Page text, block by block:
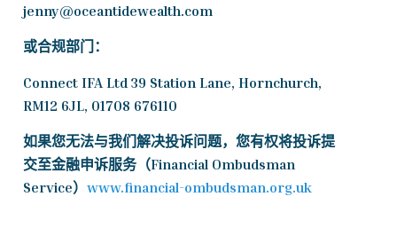
jenny@oceantidewealth.com
或合规部门：
Connect IFA Ltd 39 Station Lane, Hornchurch,
RM12 6JL, 01708 676110
如果您无法与我们解决投诉问题，您有权将投诉提
交至金融申诉服务（Financial Ombudsman
Service） www.financial-ombudsman.org.uk